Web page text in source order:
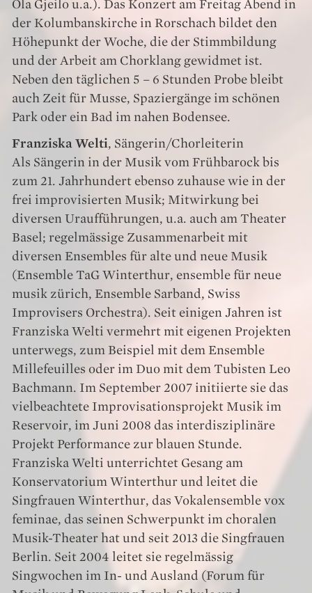
Ola Gjeilo u.a.). Das Konzert am Freitag Abend in
der Kolumbanskirche in Rorschach bildet den
Höhepunkt der Woche, die der Stimmbildung
und der Arbeit am Chorklang gewidmet ist.
Neben den täglichen 5 – 6 Stunden Probe bleibt
auch Zeit für Musse, Spaziergänge im schönen
Park oder ein Bad im nahen Bodensee.
Franziska Welti, Sängerin/Chorleiterin
Als Sängerin in der Musik vom Frühbarock bis
zum 21. Jahrhundert ebenso zuhause wie in der
frei improvisierten Musik; Mitwirkung bei
diversen Uraufführungen, u.a. auch am Theater
Basel; regelmässige Zusammenarbeit mit
diversen Ensembles für alte und neue Musik
(Ensemble TaG Winterthur, ensemble für neue
musik zürich, Ensemble Sarband, Swiss
Improvisers Orchestra). Seit einigen Jahren ist
Franziska Welti vermehrt mit eigenen Projekten
unterwegs, zum Beispiel mit dem Ensemble
Millefeuilles oder im Duo mit dem Tubisten Leo
Bachmann. Im September 2007 initiierte sie das
vielbeachtete Improvisationsprojekt Musik im
Reservoir, im Juni 2008 das interdisziplinäre
Projekt Performance zur blauen Stunde.
Franziska Welti unterrichtet Gesang am
Konservatorium Winterthur und leitet die
Singfrauen Winterthur, das Vokalensemble vox
feminae, das seinen Schwerpunkt im choralen
Musik-Theater hat und seit 2013 die Singfrauen
Berlin. Seit 2004 leitet sie regelmässig
Singwochen im In- und Ausland (Forum für